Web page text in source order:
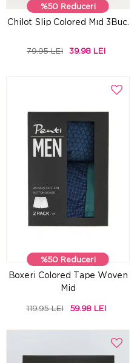
%50 Reduceri
Chilot Slip Colored Mıd 3Buc.
79.95 LEI 39.98 LEI
%50 Reduceri
Boxeri Colored Tape Woven
Mid
119.95 LEI 59.98 LEI